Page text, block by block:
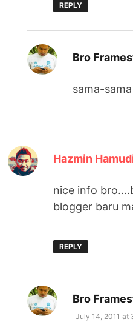
REPLY
Bro
sama-
Hazmin
nice info
blogger baru
REPLY
Bro
July 14, 2011 at